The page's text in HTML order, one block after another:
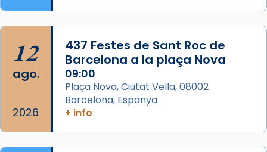
Acompanyant la història de sant Cugat, a
partir de l’Edat Mitjana sorgeix la tradició
que les santes Juliana (“relatiu a Júlia”) i
Semproniana (“relatiu a Semprònia =
eterna”) són deixebles seves. I l’any 1667, el
frare Joan Gaspar Roig, afirma en una obra
que les santes són filles de l’antiga Iluro.
Mataró en reivindicarà les relíq
12
ago.
2026
437 Festes de Sant Roc de
Barcelona a la plaça Nova
09:00
Plaça Nova, Ciutat Vella, 08002
Barcelona, Espanya
+ info